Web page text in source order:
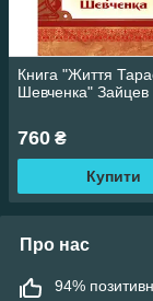
Книга "Життя
Шевченка" Зайцев
760 ₴
Купити
Про нас
94%